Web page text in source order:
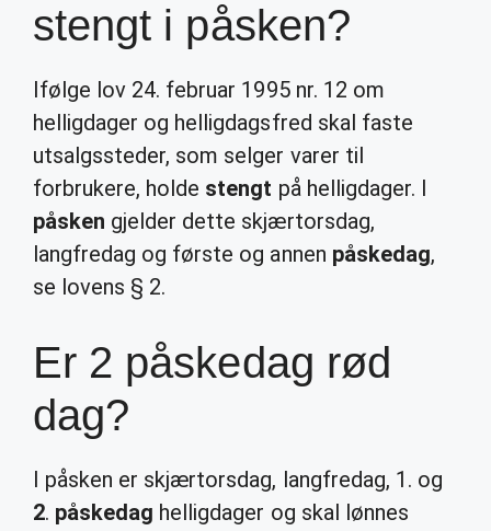
stengt i påsken?
Ifølge lov 24. februar 1995 nr. 12 om
helligdager og helligdagsfred skal faste
utsalgssteder, som selger varer til
forbrukere, holde stengt på helligdager. I
påsken gjelder dette skjærtorsdag,
langfredag og første og annen påskedag,
se lovens § 2.
Er 2 påskedag rød
dag?
I påsken er skjærtorsdag, langfredag, 1. og
2. påskedag helligdager og skal lønnes